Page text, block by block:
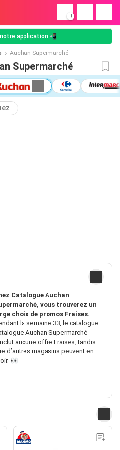
!
application 📲
Auchan Supermarché
Supermarché
Catalogue Auchan
vous trouverez un
choix de promos Fraises.
la semaine 33, le catalogue
Auchan Supermarché
aucune offre Fraises, tandis
d’autres magasins peuvent en
👀